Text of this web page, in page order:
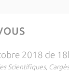
2018 de
Scientifiques,